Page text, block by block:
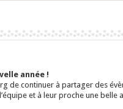
année !
de continuer à partager des
et à leur proche une